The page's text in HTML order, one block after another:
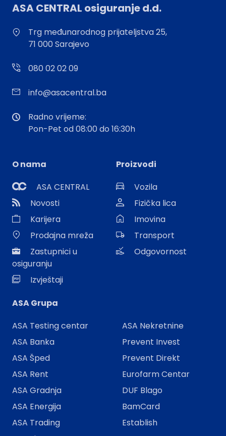
ASA CENTRAL osiguranje d.d.
Trg međunarodnog prijateljstva 25,
71 000 Sarajevo
080 02 02 09
info@asacentral.ba
Radno vrijeme:
Pon-Pet od 08:00 do 16:30h
O nama
ASA CENTRAL
Novosti
Karijera
Prodajna mreža
Zastupnici u
osiguranju
Izvještaji
Proizvodi
Vozila
Fizička lica
Imovina
Transport
Odgovornost
ASA Grupa
ASA Testing centar
ASA Banka
ASA Šped
ASA Rent
ASA Gradnja
ASA Energija
ASA Trading
ASA Nekretnine
Prevent Invest
Prevent Direkt
Eurofarm Centar
DUF Blago
BamCard
Establish